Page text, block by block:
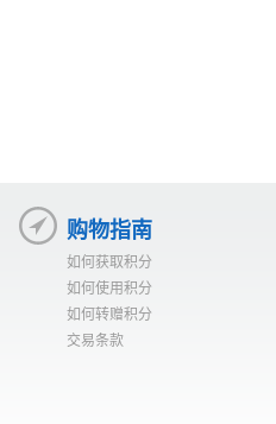
购物指南
如何获取积分
如何使用积分
如何转赠积分
交易条款